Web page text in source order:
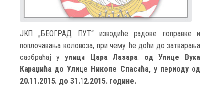
JKП „БЕОГРАД ПУТ“ изводиће радове поправке и
поплочавања коловоза, при чему ће доћи до затварања
саобраћај уулици Цара Лазара, од Улице Вука
Караџића до Улице Николе Спасића, у периоду од
20.11.2015. до 31.12.2015. године.